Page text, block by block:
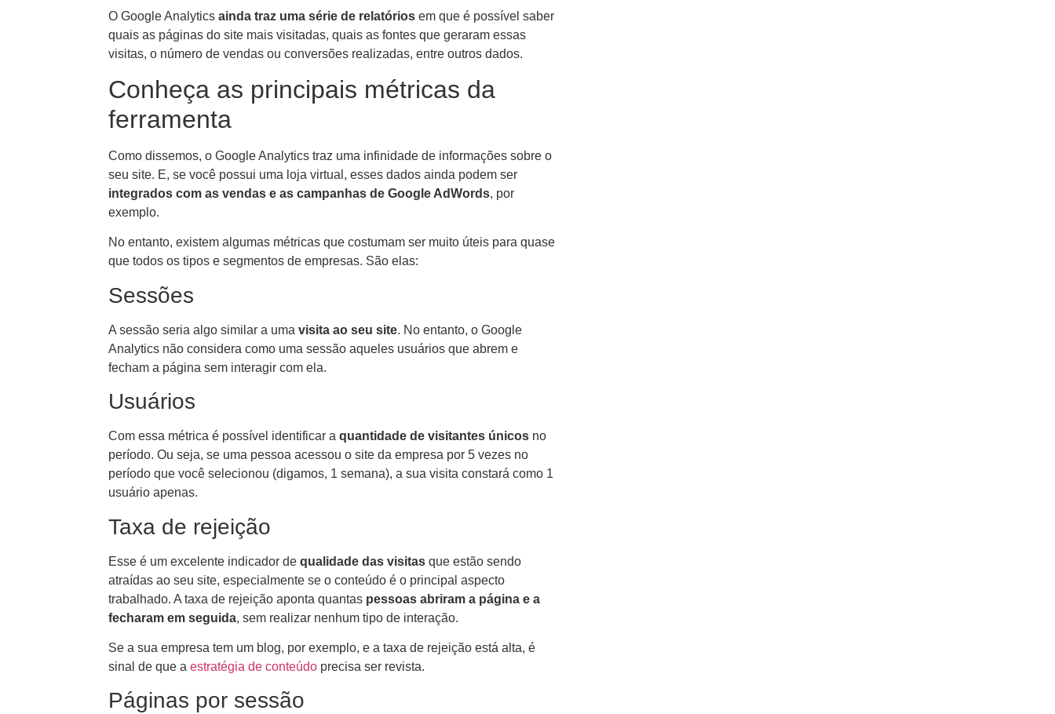
O Google Analytics ainda traz uma série de relatórios em que é possível saber
quais as páginas do site mais visitadas, quais as fontes que geraram essas
visitas, o número de vendas ou conversões realizadas, entre outros dados.
Conheça as principais métricas da
ferramenta
Como dissemos, o Google Analytics traz uma infinidade de informações sobre o
seu site. E, se você possui uma loja virtual, esses dados ainda podem ser
integrados com as vendas e as campanhas de Google AdWords, por
exemplo.
No entanto, existem algumas métricas que costumam ser muito úteis para quase
que todos os tipos e segmentos de empresas. São elas:
Sessões
A sessão seria algo similar a uma visita ao seu site. No entanto, o Google
Analytics não considera como uma sessão aqueles usuários que abrem e
fecham a página sem interagir com ela.
Usuários
Com essa métrica é possível identificar a quantidade de visitantes únicos no
período. Ou seja, se uma pessoa acessou o site da empresa por 5 vezes no
período que você selecionou (digamos, 1 semana), a sua visita constará como 1
usuário apenas.
Taxa de rejeição
Esse é um excelente indicador de qualidade das visitas que estão sendo
atraídas ao seu site, especialmente se o conteúdo é o principal aspecto
trabalhado. A taxa de rejeição aponta quantas pessoas abriram a página e a
fecharam em seguida, sem realizar nenhum tipo de interação.
Se a sua empresa tem um blog, por exemplo, e a taxa de rejeição está alta, é
sinal de que a estratégia de conteúdo precisa ser revista.
Páginas por sessão